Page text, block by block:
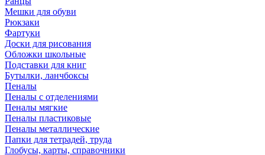
Мешки для обуви
Рюкзаки
Фартуки
Доски для рисования
Обложки школьные
Подставки для книг
Бутылки, ланчбоксы
Пеналы
Пеналы с отделениями
Пеналы мягкие
Пеналы пластиковые
Пеналы металлические
Папки для тетрадей, труда
Глобусы, карты, справочники